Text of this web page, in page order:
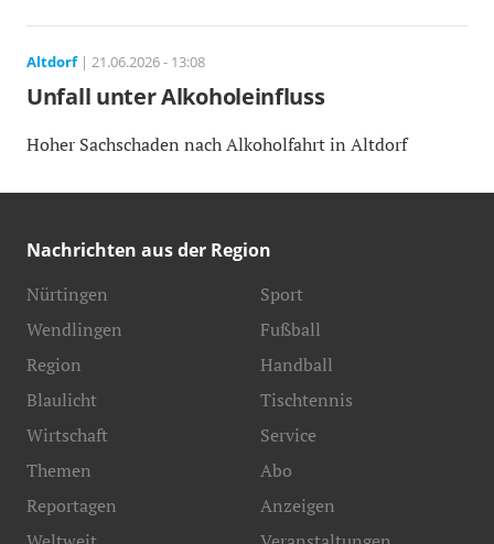
Altdorf| 21.06.2026 - 13:08
Unfall unter Alkoholeinfluss
Hoher Sachschaden nach Alkoholfahrt in Altdorf
Nachrichten aus der Region
Nürtingen
Wendlingen
Region
Blaulicht
Sport
Fußball
Handball
Tischtennis
Wirtschaft
Themen
Reportagen
Service
Abo
Anzeigen